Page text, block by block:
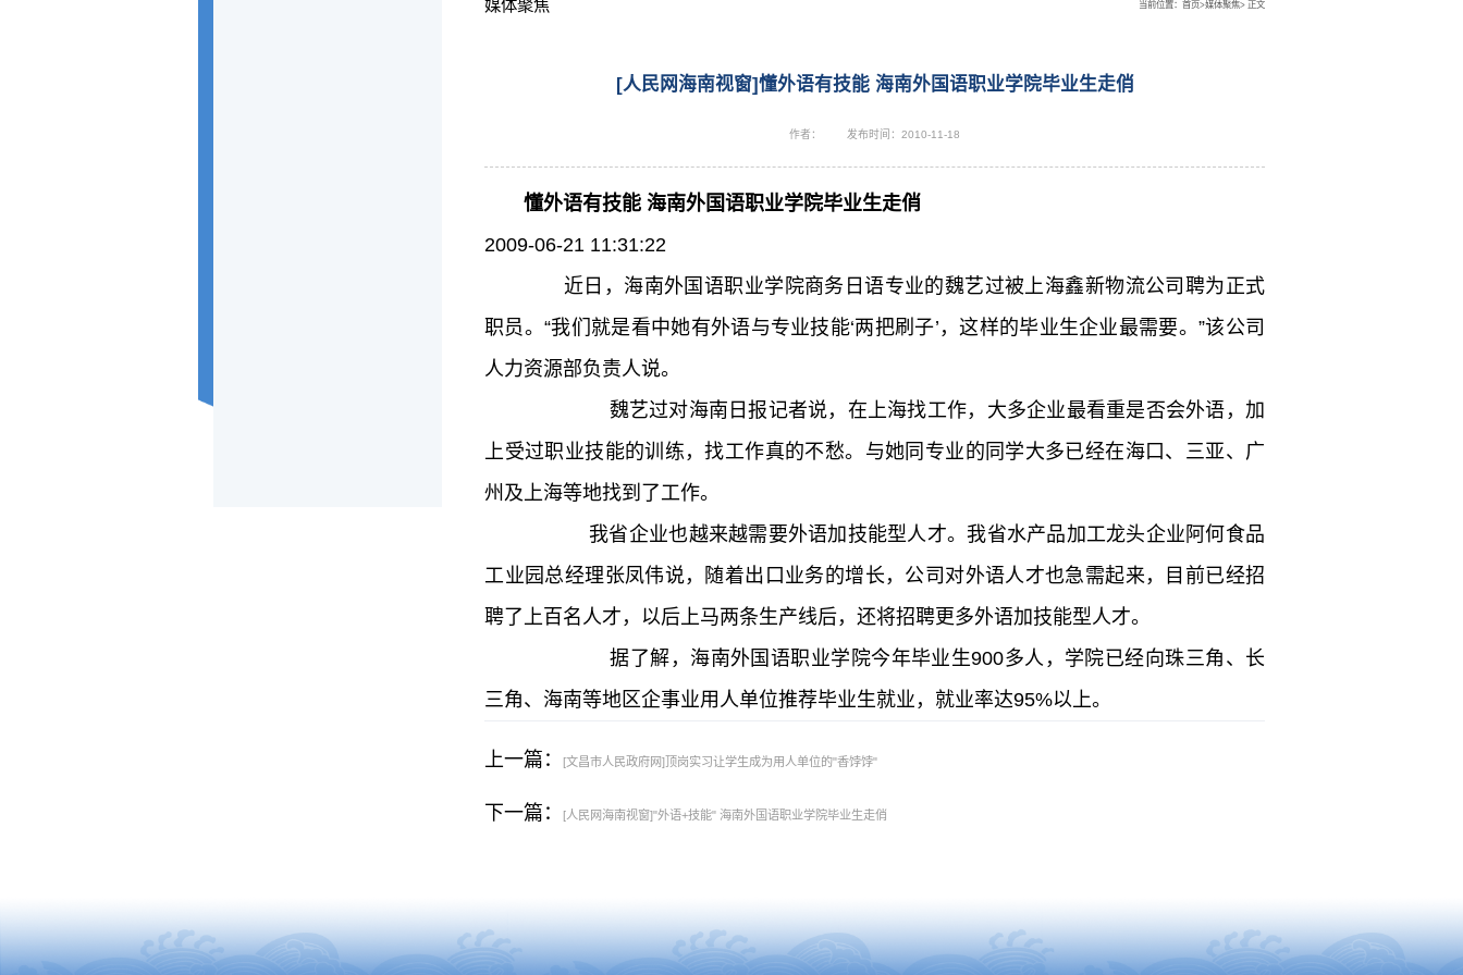
媒体聚焦 当前位置： 首页>媒体聚焦> 正文
[人民网海南视窗]懂外语有技能 海南外国语职业学院毕业生走俏
作者： 发布时间：2010-11-18
懂外语有技能 海南外国语职业学院毕业生走俏
2009-06-21 11:31:22
近日，海南外国语职业学院商务日语专业的魏艺过被上海鑫新物流公司聘为正式
职员。“我们就是看中她有外语与专业技能‘两把刷子’，这样的毕业生企业最需要。”该公司
人力资源部负责人说。
魏艺过对海南日报记者说，在上海找工作，大多企业最看重是否会外语，加
上受过职业技能的训练，找工作真的不愁。与她同专业的同学大多已经在海口、三亚、广
州及上海等地找到了工作。
我省企业也越来越需要外语加技能型人才。我省水产品加工龙头企业阿何食品
工业园总经理张凤伟说，随着出口业务的增长，公司对外语人才也急需起来，目前已经招
聘了上百名人才，以后上马两条生产线后，还将招聘更多外语加技能型人才。
据了解，海南外国语职业学院今年毕业生900多人，学院已经向珠三角、长
三角、海南等地区企事业用人单位推荐毕业生就业，就业率达95%以上。
上一篇： [文昌市人民政府网]顶岗实习让学生成为用人单位的"香饽饽"
下一篇： [人民网海南视窗]"外语+技能" 海南外国语职业学院毕业生走俏